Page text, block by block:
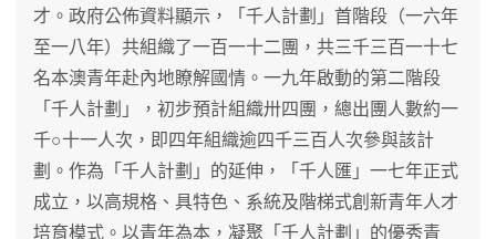
才。政府公佈資料顯示，「千人計劃」首階段（一六年
至一八年）共組織了一百一十二團，共三千三百一十七
名本澳青年赴內地瞭解國情。一九年啟動的第二階段
「千人計劃」，初步預計組織卅四團，總出團人數約一
千○十一人次，即四年組織逾四千三百人次參與該計
劃。作為「千人計劃」的延伸，「千人匯」一七年正式
成立，以高規格、具特色、系統及階梯式創新青年人才
培育模式。以青年為本，凝聚「千人計劃」的優秀青